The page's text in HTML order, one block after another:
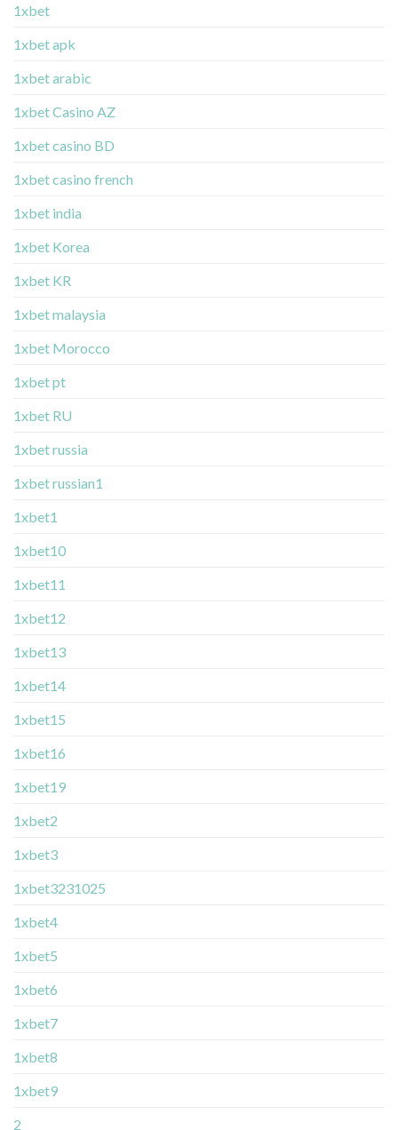
1xbet
1xbet apk
1xbet arabic
1xbet Casino AZ
1xbet casino BD
1xbet casino french
1xbet india
1xbet Korea
1xbet KR
1xbet malaysia
1xbet Morocco
1xbet pt
1xbet RU
1xbet russia
1xbet russian1
1xbet1
1xbet10
1xbet11
1xbet12
1xbet13
1xbet14
1xbet15
1xbet16
1xbet19
1xbet2
1xbet3
1xbet3231025
1xbet4
1xbet5
1xbet6
1xbet7
1xbet8
1xbet9
2